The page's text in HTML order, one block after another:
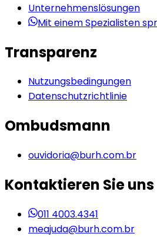
Unternehmenslösungen
Mit einem Spezialisten
Transparenz
Nutzungsbedingungen
Datenschutzrichtlinie
Ombudsmann
ouvidoria@burh.com.br
Kontaktieren Sie uns
011 4003.4341
meajuda@burh.com.br